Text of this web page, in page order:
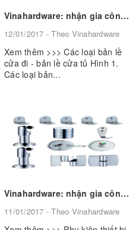
Vinahardware: nhận gia công và cung cấp các loại bản lề cửa đi - bản lề cửa tủ
12/01/2017 - Theo Vinahardware
Xem thêm >>> Các loại bản lề
cửa đi - bản lề cửa tủ Hình 1.
Các loại bản...
Vinahardware: nhận gia công và cung cấp phụ kiện thiết bị nhà vệ sinh theo yêu cầu
11/01/2017 - Theo Vinahardware